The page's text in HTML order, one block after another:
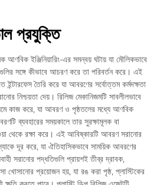
প্রযুক্তি
আণবিক ইঞ্জিনিয়ারিং-এর সমন্বয় ঘটায় যা মৌলিকভাবে
সঙ্গে কীভাবে আচরণ করে তা পরিবর্তন করে। এই
ইন্টারফেস তৈরি করে যা আবরণের সর্বোত্তম কর্মদক্ষতা
নিশ্চয়তা দেয়। রিলিজ মেকানিজমটি সাবলীলভাবে
কাজ করে, যা আবরণ ও পৃষ্ঠতলের মধ্যে আণবিক
ব্যবহারের সময়কালে তার সুরক্ষামূলক বা
থেকে রক্ষা করে। এই আবিষ্কারটি আবরণ সরানোর
দূর করে, যা ঐতিহাসিকভাবে সাময়িক আবরণের
সরানোর পদ্ধতিগুলি প্রায়শই তীব্র দ্রাবক,
খোসানোর প্রয়োজন হয়, যা রঙ করা পৃষ্ঠ, প্লাস্টিকের